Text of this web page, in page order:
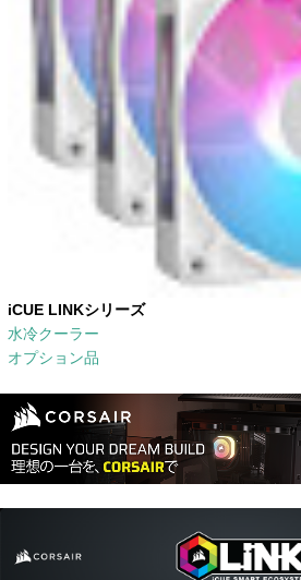
iCUE LINKシリーズ
水冷クーラー
オプション品